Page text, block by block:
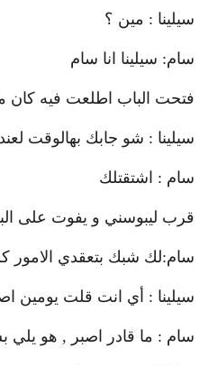
سيلينا : مين ؟
سام: سيلينا انا سام
فتحت الباب اطلعت فيه كان
سيلينا : شو جابك بهالوقت
سام : اشتقتلك
قرب ليبوسني و يفوت على
سام:لك شبك بتعقدي الامور
سيلينا : أي انت قلت يومين
سام : ما قادر اصبر , هو يلي